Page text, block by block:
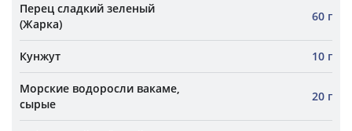
Перец сладкий зеленый
(Жарка)
60 г
Кунжут 10 г
Морские водоросли вакаме,
сырые
20 г